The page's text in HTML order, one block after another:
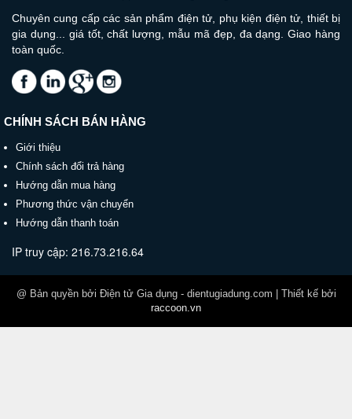
Chuyên cung cấp các sản phẩm điện tử, phụ kiện điện tử, thiết bị
gia dụng... giá tốt, chất lượng, mẫu mã đẹp, đa dạng. Giao hàng
toàn quốc.
CHÍNH SÁCH BÁN HÀNG
Giới thiệu
Chính sách đổi trả hàng
Hướng dẫn mua hàng
Phương thức vận chuyển
Hướng dẫn thanh toán
IP truy cập: 216.73.216.64
@ Bản quyền bởi Điện tử Gia dụng - dientugiadung.com | Thiết kế bởi
raccoon.vn